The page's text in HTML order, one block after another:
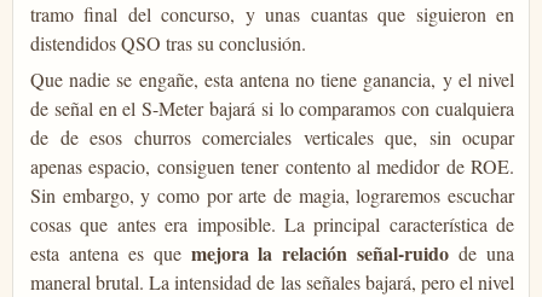
tramo final del concurso, y unas cuantas que siguieron en
distendidos QSO tras su conclusión.
Que nadie se engañe, esta antena no tiene ganancia, y el nivel
de señal en el S-Meter bajará si lo comparamos con cualquiera
de de esos churros comerciales verticales que, sin ocupar
apenas espacio, consiguen tener contento al medidor de ROE.
Sin embargo, y como por arte de magia, lograremos escuchar
cosas que antes era imposible. La principal característica de
esta antena es que mejora la relación señal-ruido de una
maneral brutal. La intensidad de las señales bajará, pero el nivel